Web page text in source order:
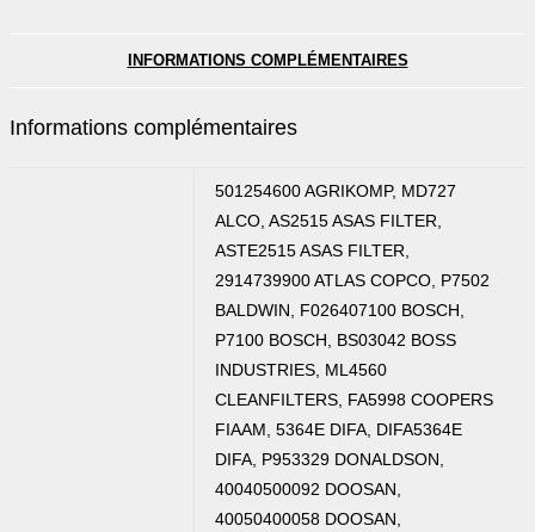
INFORMATIONS COMPLÉMENTAIRES
Informations complémentaires
501254600 AGRIKOMP, MD727
ALCO, AS2515 ASAS FILTER,
ASTE2515 ASAS FILTER,
2914739900 ATLAS COPCO, P7502
BALDWIN, F026407100 BOSCH,
P7100 BOSCH, BS03042 BOSS
INDUSTRIES, ML4560
CLEANFILTERS, FA5998 COOPERS
FIAAM, 5364E DIFA, DIFA5364E
DIFA, P953329 DONALDSON,
40040500092 DOOSAN,
40050400058 DOOSAN,